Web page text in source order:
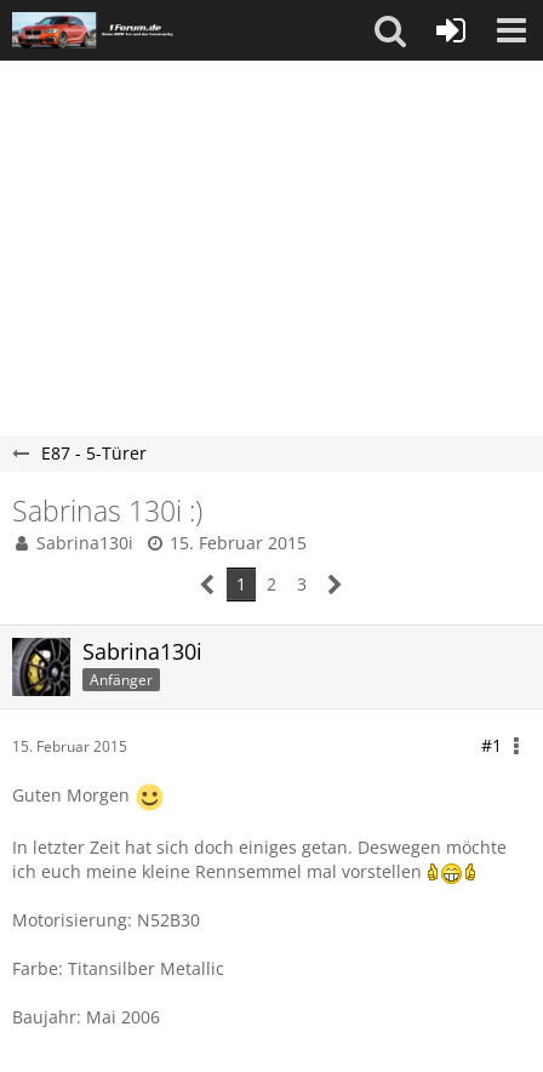
E87 - 5-Türer
Sabrinas 130i :)
Sabrina130i
15. Februar 2015
1
2 3
Sabrina130i
Anfänger
15. Februar 2015 #1
Guten Morgen
In letzter Zeit hat sich doch einiges getan. Deswegen möchte
ich euch meine kleine Rennsemmel mal vorstellen
Motorisierung: N52B30
Farbe: Titansilber Metallic
Baujahr: Mai 2006